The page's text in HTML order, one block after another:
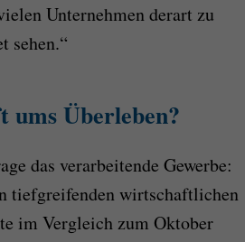
Unternehmen derart zu
sehen.“
ums Überleben?
das verarbeitende Gewerbe:
tiefgreifenden wirtschaftlichen
im Vergleich zum Oktober